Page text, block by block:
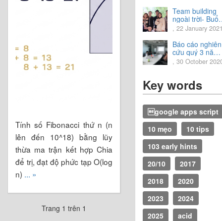
Tính số Fibonacci thứ n (n
lên đến 10^18) bằng lũy
thừa ma trận kết hợp Chia
để trị, đạt độ phức tạp O(log
n) ... »
Trang 1 trên 1
Team building
ngoài trời- Buổi
trải nghiệm
vời.
, 22 January
Báo cáo nghiên
cứu quý 3 năm
2020
, 30 October
Key words
google apps script
10 mẹo
10 tips
103 early hints
20/10
2017
2018
2020
2023
2024
2025
acid